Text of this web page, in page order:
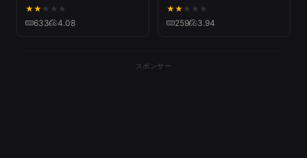
★★ ★ ★ ★
633 4.08
(From『塔の上のラプンツ
ェル』)
★★ ★ ★ ★
259 3.94
スポンサー